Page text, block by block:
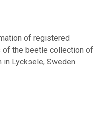
of registered
of the beetle collection of
in Lycksele, Sweden.